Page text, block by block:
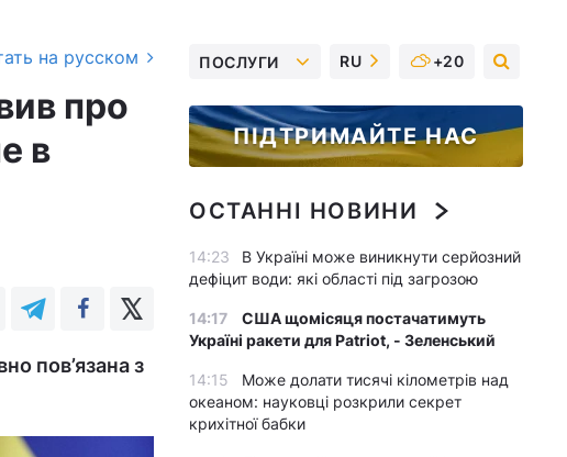
на русском
про
в
пов’язана з
ПОСЛУГИ RU +20
ПІДТРИМАЙТЕ НАС
ОСТАННІ НОВИНИ
14:23
В Україні може виникнути серйозний
дефіцит води: які області під загрозою
14:17
США щомісяця постачатимуть
Україні ракети для Patriot, - Зеленський
14:15
Може долати тисячі кілометрів над
океаном: науковці розкрили секрет
крихітної бабки